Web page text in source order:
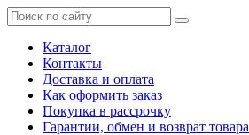
Каталог
Контакты
Доставка и оплата
Как оформить заказ
Покупка в рассрочку
Гарантии, обмен и возврат товара